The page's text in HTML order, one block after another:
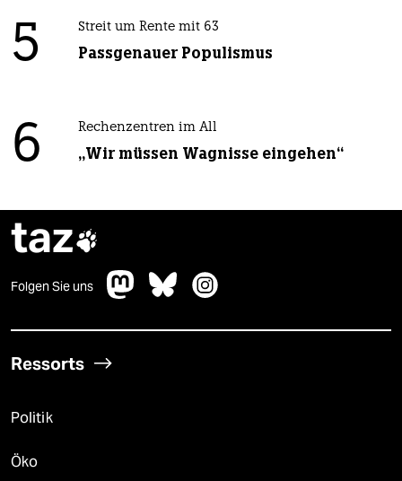
5 Streit um Rente mit 63
Passgenauer Populismus
6 Rechenzentren im All
„Wir müssen Wagnisse eingehen“
taz
Folgen Sie uns
Ressorts
Politik
Öko